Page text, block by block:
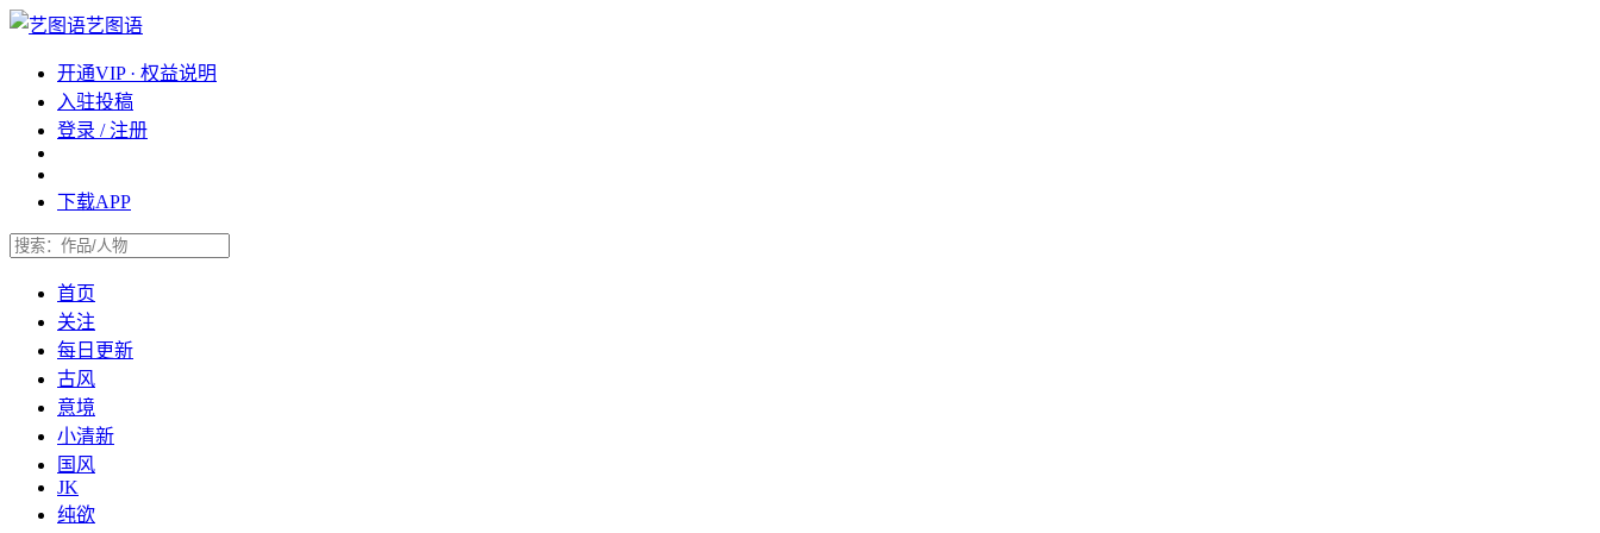
艺图语
开通VIP · 权益说明
入驻投稿
登录 / 注册
下载APP
首页
关注
每日更新
古风
意境
小清新
国风
JK
纯欲